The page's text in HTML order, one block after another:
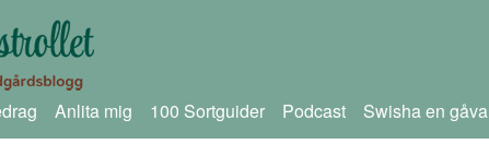
Anlita mig 100 Sortguider Podcast Swisha en gåva